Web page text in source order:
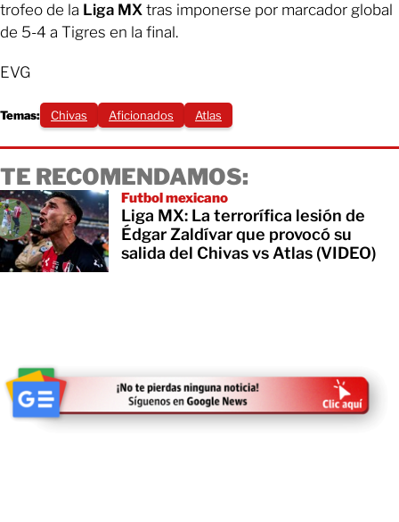
trofeo de la Liga MX tras imponerse por marcador global
de 5-4 a Tigres en la final.
EVG
Temas: Chivas Aficionados Atlas
TE RECOMENDAMOS:
Futbol mexicano
Liga MX: La terrorífica lesión de
Édgar Zaldívar que provocó su
salida del Chivas vs Atlas (VIDEO)